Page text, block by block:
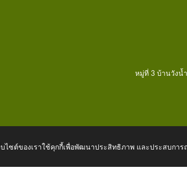
หมู่ที่ 3 บ้านวังน้
© 2026 All Right Resive http://www.dongmorthongtai.go.th
บไซต์ของเราใช้คุกกี้เพื่อพัฒนาประสิทธิภาพ และประสบกา